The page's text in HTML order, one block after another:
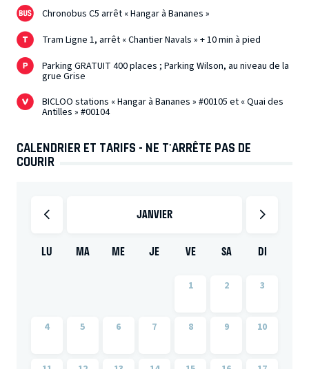
Chronobus C5 arrêt « Hangar à Bananes »
Tram Ligne 1, arrêt « Chantier Navals » + 10 min à pied
Parking GRATUIT 400 places ; Parking Wilson, au niveau de la
grue Grise
BICLOO stations « Hangar à Bananes » #00105 et « Quai des
Antilles » #00104
CALENDRIER ET TARIFS - NE T'ARRÊTE PAS DE
COURIR
JANVIER
LU MA ME JE VE SA DI
1 2 3
4 5 6 7 8 9 10